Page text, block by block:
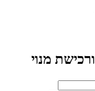
מנוי